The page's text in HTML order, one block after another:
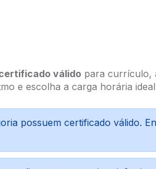
válido para currículo,
e escolha a carga horária
possuem certificado válido.